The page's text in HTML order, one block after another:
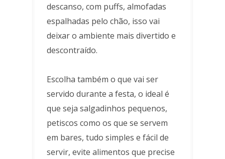
descanso, com puffs, almofadas
espalhadas pelo chão, isso vai
deixar o ambiente mais divertido e
descontraído.
Escolha também o que vai ser
servido durante a festa, o ideal é
que seja salgadinhos pequenos,
petiscos como os que se servem
em bares, tudo simples e fácil de
servir, evite alimentos que precise